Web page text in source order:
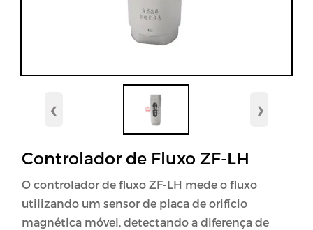
‹ ›
Controlador de Fluxo ZF-LH
O controlador de fluxo ZF-LH mede o fluxo
utilizando um sensor de placa de orifício
magnética móvel, detectando a diferença de